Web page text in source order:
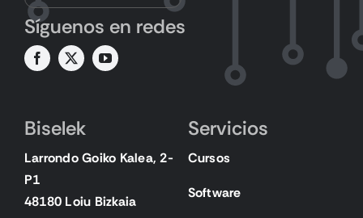
Síguenos en redes
Biselek
Larrondo Goiko Kalea, 2-
P1
48180 Loiu Bizkaia
Servicios
Cursos
Software